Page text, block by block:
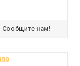
Сообщите нам!